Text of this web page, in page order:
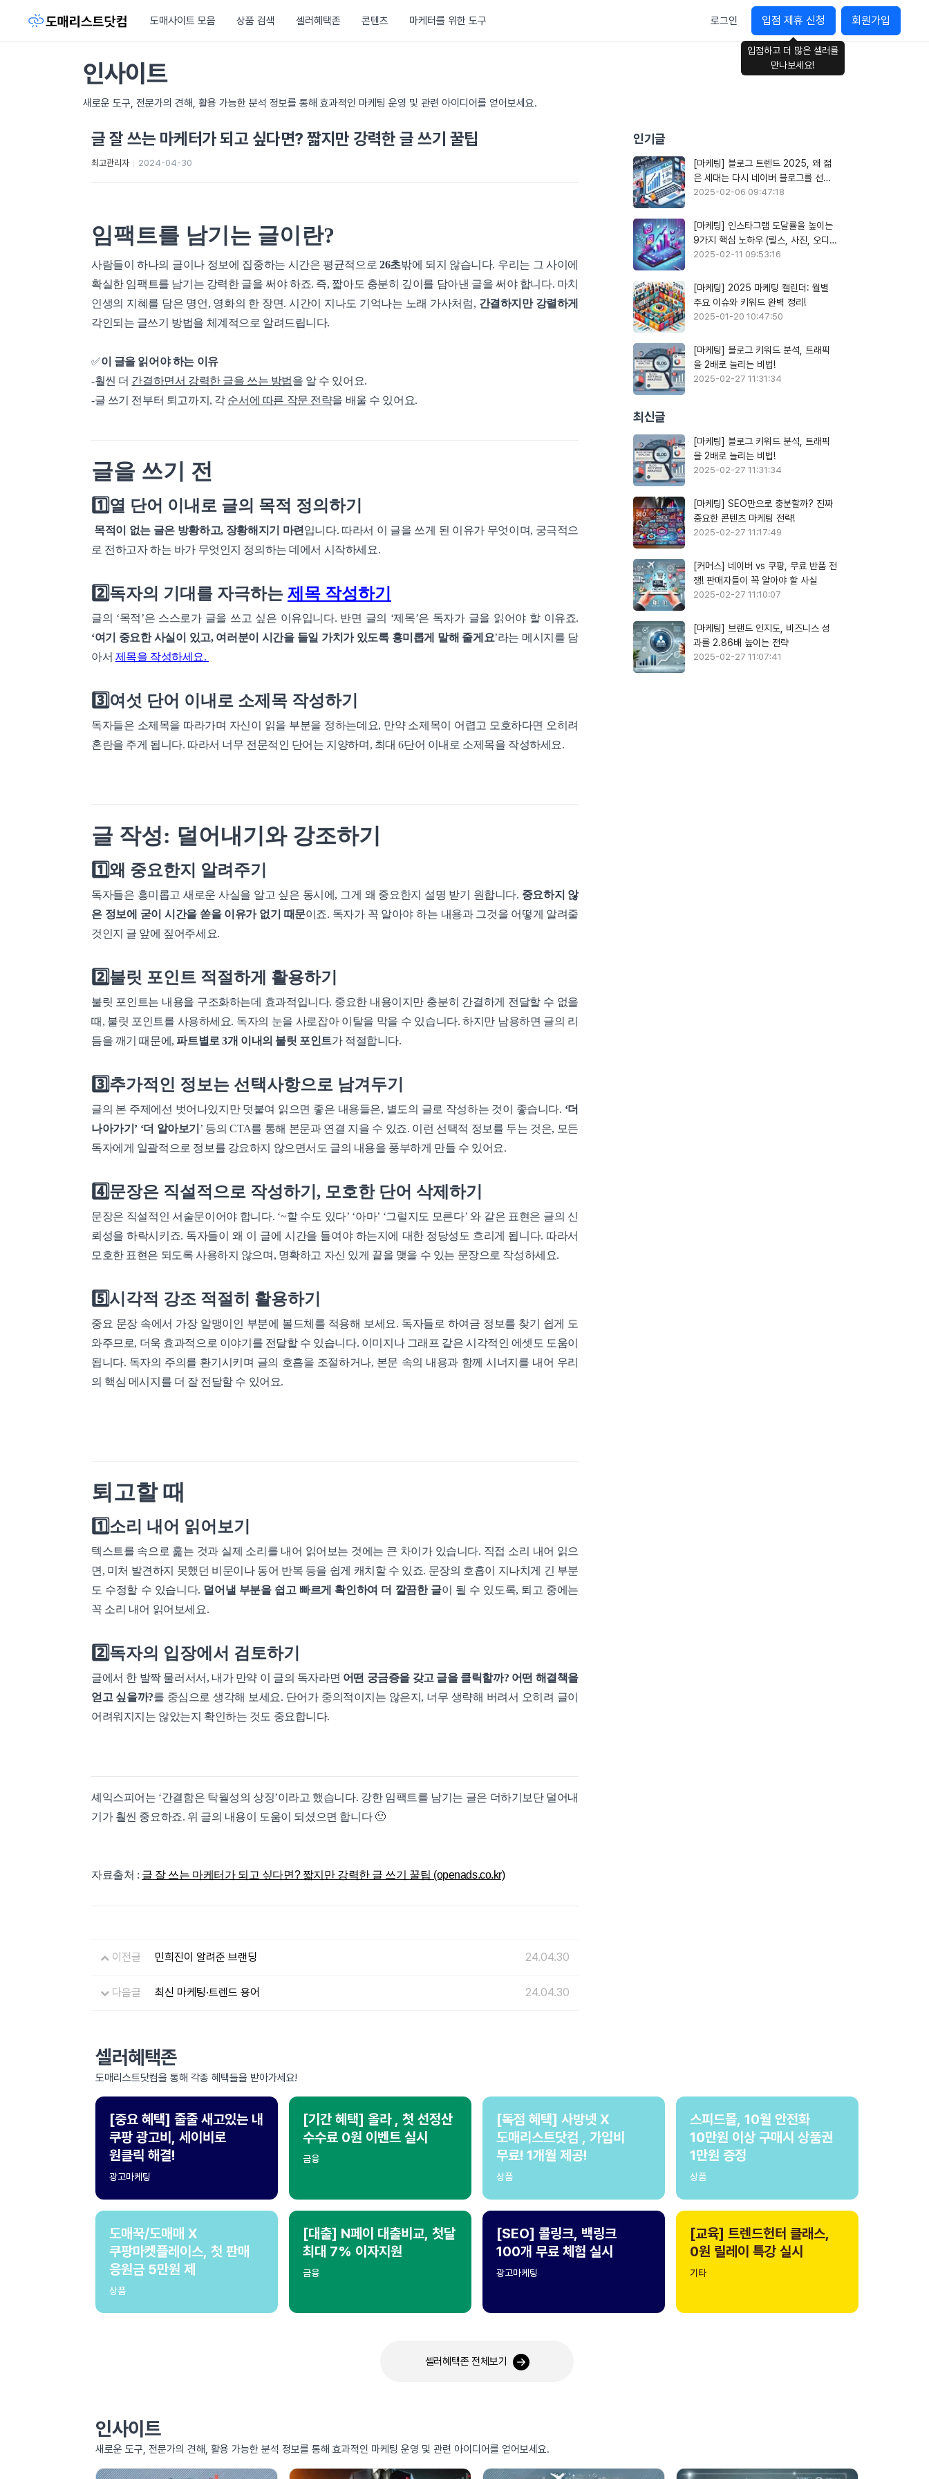
도매사이트 모음 상품 검색 셀러혜택존 콘텐츠 마케터를 위한 도구 로그인 입점 제휴 신청
입점하고 더 많은 셀러를
만나보세요!
회원가입
인사이트
새로운 도구, 전문가의 견해, 활용 가능한 분석 정보를 통해 효과적인 마케팅 운영 및 관련 아이디어를 얻어보세요.
글 잘 쓰는 마케터가 되고 싶다면? 짧지만 강력한 글 쓰기 꿀팁
최고관리자 2024-04-30
임팩트를 남기는 글이란?
사람들이 하나의 글이나 정보에 집중하는 시간은 평균적으로26초밖에 되지 않습니다. 우리는 그 사이에
확실한 임팩트를 남기는 강력한 글을 써야 하죠. 즉, 짧아도 충분히 깊이를 담아낸 글을 써야 합니다. 마치
인생의 지혜를 담은 명언, 영화의 한 장면. 시간이 지나도 기억나는 노래 가사처럼, 간결하지만 강렬하게
각인되는 글쓰기 방법을 체계적으로 알려드립니다.
✅이 글을 읽어야 하는 이유
-훨씬 더 간결하면서 강력한 글을 쓰는 방법을 알 수 있어요.
-글 쓰기 전부터 퇴고까지, 각 순서에 따른 작문 전략을 배울 수 있어요.
글을 쓰기 전
1️⃣열 단어 이내로 글의 목적 정의하기
목적이 없는 글은 방황하고, 장황해지기 마련 입니다. 따라서 이 글을 쓰게 된 이유가 무엇이며, 궁극적으
로 전하고자 하는 바가 무엇인지 정의하는 데에서 시작하세요.
2️⃣독자의 기대를 자극하는 제목 작성하기
글의 ‘목적’은 스스로가 글을 쓰고 싶은 이유입니다. 반면 글의 ‘제목’은 독자가 글을 읽어야 할 이유죠.
‘여기 중요한 사실이 있고, 여러분이 시간을 들일 가치가 있도록 흥미롭게 말해 줄게요’라는 메시지를 담
아서 제목을 작성하세요.
3️⃣여섯 단어 이내로 소제목 작성하기
독자들은 소제목을 따라가며 자신이 읽을 부분을 정하는데요, 만약 소제목이 어렵고 모호하다면 오히려
혼란을 주게 됩니다. 따라서 너무 전문적인 단어는 지양하며, 최대 6단어 이내로 소제목을 작성하세요.
글 작성: 덜어내기와 강조하기
1️⃣왜 중요한지 알려주기
독자들은 흥미롭고 새로운 사실을 알고 싶은 동시에, 그게 왜 중요한지 설명 받기 원합니다. 중요하지 않
은 정보에 굳이 시간을 쏟을 이유가 없기 때문이죠. 독자가 꼭 알아야 하는 내용과 그것을 어떻게 알려줄
것인지 글 앞에 짚어주세요.
2️⃣불릿 포인트 적절하게 활용하기
불릿 포인트는 내용을 구조화하는데 효과적입니다. 중요한 내용이지만 충분히 간결하게 전달할 수 없을
때, 불릿 포인트를 사용하세요. 독자의 눈을 사로잡아 이탈을 막을 수 있습니다. 하지만 남용하면 글의 리
듬을 깨기 때문에,파트별로 3개 이내의 불릿 포인트가 적절합니다.
3️⃣추가적인 정보는 선택사항으로 남겨두기
글의 본 주제에선 벗어나있지만 덧붙여 읽으면 좋은 내용들은, 별도의 글로 작성하는 것이 좋습니다. ‘더
나아가기’ ‘더 알아보기 ’ 등의 CTA를 통해 본문과 연결 지을 수 있죠. 이런 선택적 정보를 두는 것은, 모든
독자에게 일괄적으로 정보를 강요하지 않으면서도 글의 내용을 풍부하게 만들 수 있어요.
4️⃣문장은 직설적으로 작성하기, 모호한 단어 삭제하기
문장은 직설적인 서술문이어야 합니다. ‘~할 수도 있다’ ‘아마’ ‘그럴지도 모른다’ 와 같은 표현은 글의 신
뢰성을 하락시키죠. 독자들이 왜 이 글에 시간을 들여야 하는지에 대한 정당성도 흐리게 됩니다. 따라서
모호한 표현은 되도록 사용하지 않으며, 명확하고 자신 있게 끝을 맺을 수 있는 문장으로 작성하세요.
5️⃣시각적 강조 적절히 활용하기
중요 문장 속에서 가장 알맹이인 부분에 볼드체를 적용해 보세요. 독자들로 하여금 정보를 찾기 쉽게 도
와주므로, 더욱 효과적으로 이야기를 전달할 수 있습니다. 이미지나 그래프 같은 시각적인 에셋도 도움이
됩니다. 독자의 주의를 환기시키며 글의 호흡을 조절하거나, 본문 속의 내용과 함께 시너지를 내어 우리
의 핵심 메시지를 더 잘 전달할 수 있어요.
퇴고할 때
1️⃣소리 내어 읽어보기
텍스트를 속으로 훑는 것과 실제 소리를 내어 읽어보는 것에는 큰 차이가 있습니다. 직접 소리 내어 읽으
면, 미처 발견하지 못했던 비문이나 동어 반복 등을 쉽게 캐치할 수 있죠. 문장의 호흡이 지나치게 긴 부분
도 수정할 수 있습니다. 덜어낼 부분을 쉽고 빠르게 확인하여 더 깔끔한 글이 될 수 있도록, 퇴고 중에는
꼭 소리 내어 읽어보세요.
2️⃣독자의 입장에서 검토하기
글에서 한 발짝 물러서서, 내가 만약 이 글의 독자라면 어떤 궁금증을 갖고 글을 클릭할까? 어떤 해결책을
얻고 싶을까?를 중심으로 생각해 보세요. 단어가 중의적이지는 않은지, 너무 생략해 버려서 오히려 글이
어려워지지는 않았는지 확인하는 것도 중요합니다.
셰익스피어는 ‘간결함은 탁월성의 상징’이라고 했습니다. 강한 임팩트를 남기는 글은 더하기보단 덜어내
기가 훨씬 중요하죠. 위 글의 내용이 도움이 되셨으면 합니다 🙂
자료출처 : 글 잘 쓰는 마케터가 되고 싶다면? 짧지만 강력한 글 쓰기 꿀팁 (openads.co.kr)
이전글 민희진이 알려준 브랜딩 24.04.30
다음글 최신 마케팅·트렌드 용어 24.04.30
인기글
[마케팅] 블로그 트렌드 2025, 왜 젊
은 세대는 다시 네이버 블로그를 선택
할까?
2025-02-06 09:47:18
[마케팅] 인스타그램 도달률을 높이는
9가지 핵심 노하우 (릴스, 사진, 오디오
활용)
2025-02-11 09:53:16
[마케팅] 2025 마케팅 캘린더: 월별
주요 이슈와 키워드 완벽 정리!
2025-01-20 10:47:50
[마케팅] 블로그 키워드 분석, 트래픽
을 2배로 늘리는 비법!
2025-02-27 11:31:34
최신글
[마케팅] 블로그 키워드 분석, 트래픽
을 2배로 늘리는 비법!
2025-02-27 11:31:34
[마케팅] SEO만으로 충분할까? 진짜
중요한 콘텐츠 마케팅 전략!
2025-02-27 11:17:49
[커머스] 네이버 vs 쿠팡, 무료 반품 전
쟁! 판매자들이 꼭 알아야 할 사실
2025-02-27 11:10:07
[마케팅] 브랜드 인지도, 비즈니스 성
과를 2.86배 높이는 전략
2025-02-27 11:07:41
셀러혜택존
도매리스트닷컴을 통해 각종 혜택들을 받아가세요!
[중요 혜택] 줄줄 새고있는 내
쿠팡 광고비, 세이비로
원클릭 해결!
광고마케팅
[기간 혜택] 올라 , 첫 선정산
수수료 0원 이벤트 실시
금융
[독점 혜택] 사방넷 X
도매리스트닷컴 , 가입비
무료! 1개월 제공!
상품
스피드몰, 10월 안전화
10만원 이상 구매시 상품권
1만원 증정
상품
도매꾹/도매매 X
쿠팡마켓플레이스, 첫 판매
응원금 5만원 제
상품
[대출] N페이 대출비교, 첫달
최대 7% 이자지원
금융
[SEO] 콜링크, 백링크
100개 무료 체험 실시
광고마케팅
[교육] 트렌드헌터 클래스,
0원 릴레이 특강 실시
기타
셀러혜택존 전체보기
인사이트
새로운 도구, 전문가의 견해, 활용 가능한 분석 정보를 통해 효과적인 마케팅 운영 및 관련 아이디어를 얻어보세요.